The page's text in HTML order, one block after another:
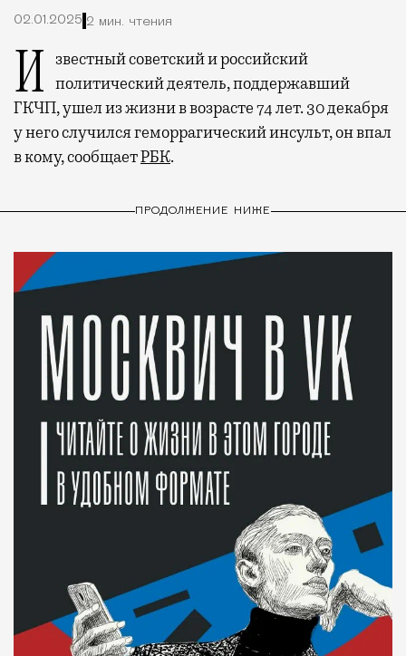
02.01.2025 2 мин. чтения
Известный советский и российский политический деятель, поддержавший
ГКЧП, ушел из жизни в возрасте 74 лет. 30 декабря
у него случился геморрагический инсульт, он впал
в кому, сообщаетРБК.
ПРОДОЛЖЕНИЕ НИЖЕ